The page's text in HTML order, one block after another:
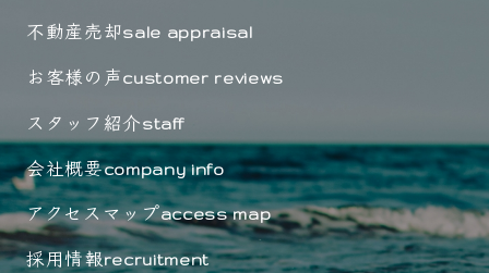
不動産売却sale appraisal
お客様の声customer reviews
スタッフ紹介staff
会社概要company info
アクセスマップaccess map
採用情報recruitment